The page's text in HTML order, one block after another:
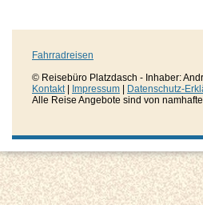
Fahrradreisen
© Reisebüro Platzdasch - Inhaber:
Kontakt| Impressum
Datenschutz-
Alle Reise Angebote sind von